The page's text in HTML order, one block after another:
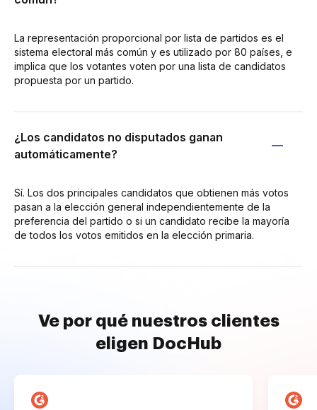
La representación proporcional por lista de partidos es el
sistema electoral más común y es utilizado por 80 países, e
implica que los votantes voten por una lista de candidatos
propuesta por un partido.
¿Los candidatos no disputados ganan
automáticamente?
Sí. Los dos principales candidatos que obtienen más votos
pasan a la elección general independientemente de la
preferencia del partido o si un candidato recibe la mayoría
de todos los votos emitidos en la elección primaria.
Ve por qué nuestros clientes
eligen DocHub